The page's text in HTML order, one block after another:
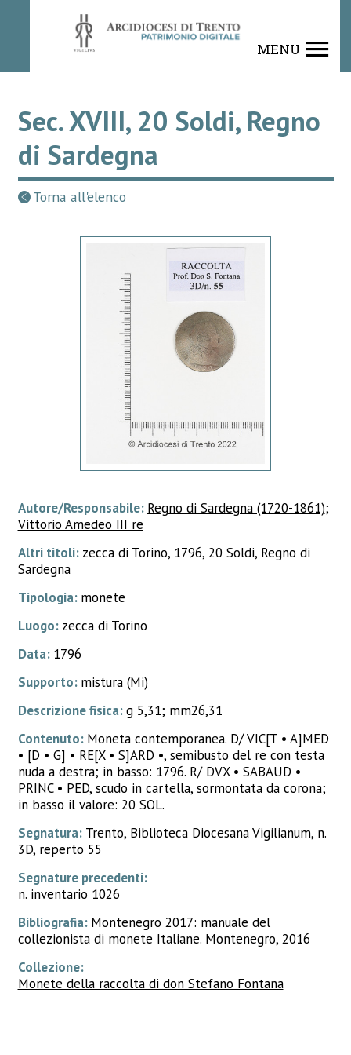
MENU
Sec. XVIII, 20 Soldi, Regno
di Sardegna
Torna all'elenco
Autore/Responsabile: Regno di Sardegna (1720-1861);
Vittorio Amedeo III re
Altri titoli: zecca di Torino, 1796, 20 Soldi, Regno di
Sardegna
Tipologia: monete
Luogo: zecca di Torino
Data: 1796
Supporto: mistura (Mi)
Descrizione fisica:g 5,31; mm26,31
Contenuto: Moneta contemporanea. D/ VIC[T • A]MED
• [D • G] • RE[X • S]ARD •, semibusto del re con testa
nuda a destra; in basso: 1796. R/ DVX • SABAUD •
PRINC • PED, scudo in cartella, sormontata da corona;
in basso il valore: 20 SOL.
Segnatura: Trento, Biblioteca Diocesana Vigilianum, n.
3D, reperto 55
Segnature precedenti:
n. inventario 1026
Bibliografia: Montenegro 2017: manuale del
collezionista di monete Italiane. Montenegro, 2016
Collezione:
Monete della raccolta di don Stefano Fontana